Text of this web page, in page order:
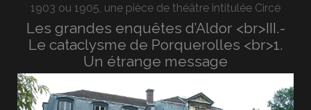
1903 ou 1905, une pièce de théâtre intitulée Circé
Les grandes enquêtes d’Aldor <br>III.-
Le cataclysme de Porquerolles <br>1.
Un étrange message